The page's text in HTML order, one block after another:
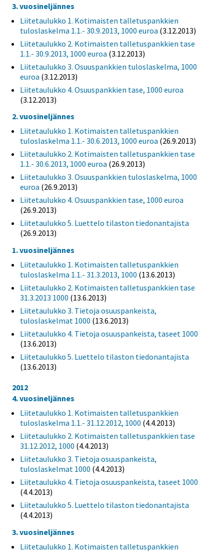
3. vuosineljännes
Liitetaulukko 1. Kotimaisten talletuspankkien
tuloslaskelma 1.1.- 30.9.2013, 1000 euroa (3.12.2013)
Liitetaulukko 2. Kotimaisten talletuspankkien tase
1.1.- 30.9.2013, 1000 euroa (3.12.2013)
Liitetaulukko 3. Osuuspankkien tuloslaskelma, 1000
euroa (3.12.2013)
Liitetaulukko 4. Osuuspankkien tase, 1000 euroa
(3.12.2013)
2. vuosineljännes
Liitetaulukko 1. Kotimaisten talletuspankkien
tuloslaskelma 1.1.- 30.6.2013, 1000 euroa (26.9.2013)
Liitetaulukko 2. Kotimaisten talletuspankkien tase
1.1.- 30.6.2013, 1000 euroa (26.9.2013)
Liitetaulukko 3. Osuuspankkien tuloslaskelma, 1000
euroa (26.9.2013)
Liitetaulukko 4. Osuuspankkien tase, 1000 euroa
(26.9.2013)
Liitetaulukko 5. Luettelo tilaston tiedonantajista
(26.9.2013)
1. vuosineljännes
Liitetaulukko 1. Kotimaisten talletuspankkien
tuloslaskelma 1.1.- 31.3.2013, 1000 (13.6.2013)
Liitetaulukko 2. Kotimaisten talletuspankkien tase
31.3.2013 1000 (13.6.2013)
Liitetaulukko 3. Tietoja osuuspankeista,
tuloslaskelmat 1000 (13.6.2013)
Liitetaulukko 4. Tietoja osuuspankeista, taseet 1000
(13.6.2013)
Liitetaulukko 5. Luettelo tilaston tiedonantajista
(13.6.2013)
2012
4. vuosineljännes
Liitetaulukko 1. Kotimaisten talletuspankkien
tuloslaskelma 1.1.- 31.12.2012, 1000 (4.4.2013)
Liitetaulukko 2. Kotimaisten talletuspankkien tase
31.12.2012, 1000 (4.4.2013)
Liitetaulukko 3. Tietoja osuuspankeista,
tuloslaskelmat 1000 (4.4.2013)
Liitetaulukko 4. Tietoja osuuspankeista, taseet 1000
(4.4.2013)
Liitetaulukko 5. Luettelo tilaston tiedonantajista
(4.4.2013)
3. vuosineljännes
Liitetaulukko 1. Kotimaisten talletuspankkien